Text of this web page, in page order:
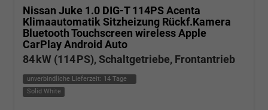
Nissan Juke 1.0 DIG-T 114PS Acenta
Klimaautomatik Sitzheizung Rückf.Kamera
Bluetooth Touchscreen wireless Apple
CarPlay Android Auto
84 kW (114 PS), Schaltgetriebe, Frontantrieb
unverbindliche Lieferzeit: 14 Tage
Solid White